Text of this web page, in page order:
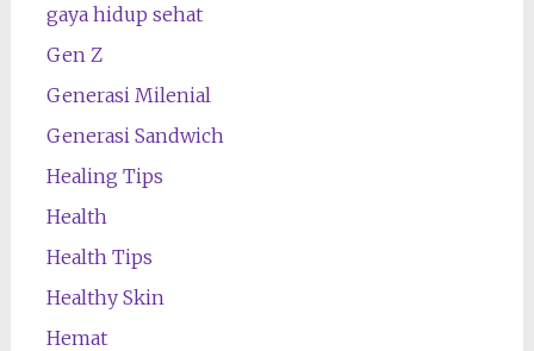
gaya hidup sehat
Gen Z
Generasi Milenial
Generasi Sandwich
Healing Tips
Health
Health Tips
Healthy Skin
Hemat